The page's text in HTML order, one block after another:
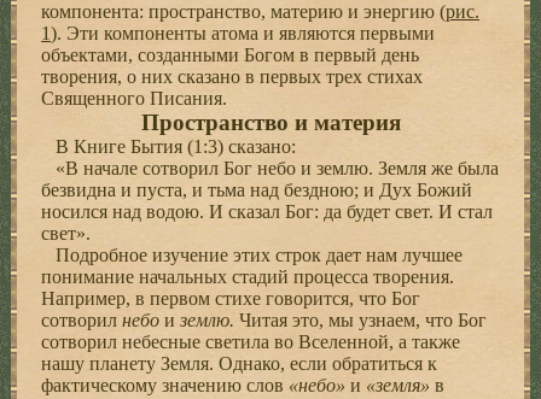
компонента: пространство, материю и энергию (рис.
1). Эти компоненты атома и являются первыми
объектами, созданными Богом в первый день
творения, о них сказано в первых трех стихах
Священного Писания.
Пространство и материя
В Книге Бытия (1:3) сказано:
«В начале сотворил Бог небо и землю. Земля же была
безвидна и пуста, и тьма над бездною; и Дух Божий
носился над водою. И сказал Бог: да будет свет. И стал
свет».
Подробное изучение этих строк дает нам лучшее
понимание начальных стадий процесса творения.
Например, в первом стихе говорится, что Бог
сотворилнебоиземлю.Читая это, мы узнаем, что Бог
сотворил небесные светила во Вселенной, а также
нашу планету Земля. Однако, если обратиться к
фактическому значению слов «небо»и «земля»в